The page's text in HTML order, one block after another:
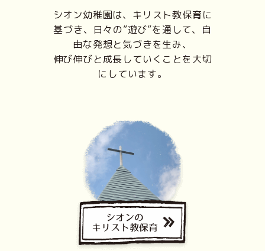
シオン幼稚園は、キリスト教保育に
基づき、日々の”遊び”を通して、自
由な発想と気づきを生み、
伸び伸びと成長していくことを大切
にしています。